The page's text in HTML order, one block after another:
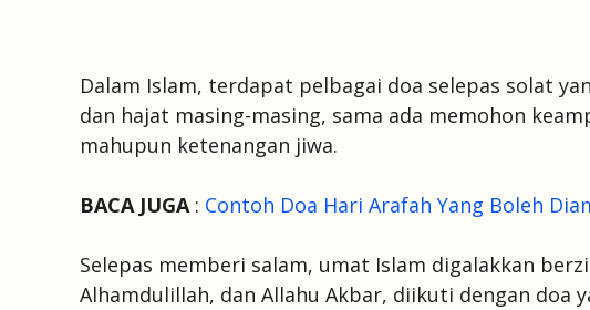
Dalam Islam, terdapat pelbagai doa selepas solat
dan hajat masing-masing, sama ada memohon
mahupun ketenangan jiwa.
BACA JUGA: Contoh Doa Hari Arafah Yang Boleh
Selepas memberi salam, umat Islam digalakkan
Alhamdulillah, dan Allahu Akbar, diikuti dengan doa